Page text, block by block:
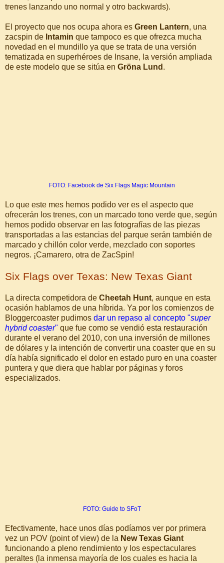
trenes lanzando uno normal y otro backwards).
El proyecto que nos ocupa ahora es Green Lantern, una
zacspin de Intamin que tampoco es que ofrezca mucha
novedad en el mundillo ya que se trata de una versión
tematizada en superhéroes de Insane, la versión ampliada
de este modelo que se sitúa en Gröna Lund .
FOTO: Facebook de Six Flags Magic Mountain
Lo que este mes hemos podido ver es el aspecto que
ofrecerán los trenes, con un marcado tono verde que, según
hemos podido observar en las fotografías de las piezas
transportadas a las estancias del parque serán también de
marcado y chillón color verde, mezclado con soportes
negros. ¡Camarero, otra de ZacSpin!
Six Flags over Texas: New Texas Giant
La directa competidora de Cheetah Hunt, aunque en esta
ocasión hablamos de una híbrida. Ya por los comienzos de
Bloggercoaster pudimos dar un repaso al concepto "super
hybrid coaster" que fue como se vendió esta restauración
durante el verano del 2010, con una inversión de millones
de dólares y la intención de convertir una coaster que en su
día había significado el dolor en estado puro en una coaster
puntera y que diera que hablar por páginas y foros
especializados.
FOTO: Guide to SFoT
Efectivamente, hace unos días podíamos ver por primera
vez un POV (point of view) de la New Texas Giant
funcionando a pleno rendimiento y los espectaculares
peraltes (la inmensa mayoría de los cuales es hacia la